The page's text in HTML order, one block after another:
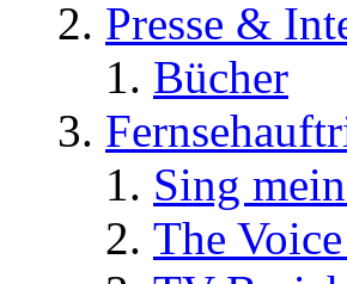
Presse &
Bücher
Sing
The